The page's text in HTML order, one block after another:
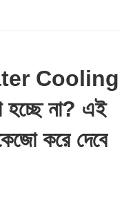
Cooling
হচ্ছে না? এই
করে দেবে